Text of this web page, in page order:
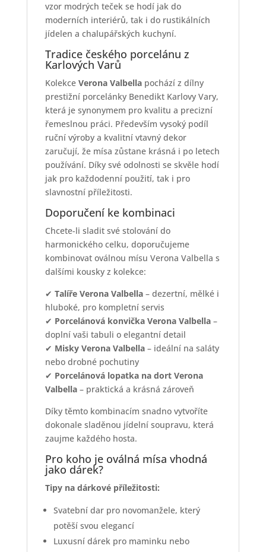
vzor modrých teček se hodí jak do
moderních interiérů, tak i do rustikálních
jídelen a chalupářských kuchyní.
Tradice českého porcelánu z
Karlových Varů
Kolekce Verona Valbellapochází z dílny
prestižní porcelánky Benedikt Karlovy Vary,
která je synonymem pro kvalitu a precizní
řemeslnou práci. Především vysoký podíl
ruční výroby a kvalitní vtavný dekor
zaručují, že mísa zůstane krásná i po letech
používání. Díky své odolnosti se skvěle hodí
jak pro každodenní použití, tak i pro
slavnostní příležitosti.
Doporučení ke kombinaci
Chcete-li sladit své stolování do
harmonického celku, doporučujeme
kombinovat oválnou mísu Verona Valbella s
dalšími kousky z kolekce:
✔ Talíře Verona Valbella– dezertní, mělké i
hluboké, pro kompletní servis
✔ Porcelánová konvička Verona Valbella–
doplní vaši tabuli o elegantní detail
✔ Misky Verona Valbella– ideální na saláty
nebo drobné pochutiny
✔ Porcelánová lopatka na dort Verona
Valbella– praktická a krásná zároveň
Díky těmto kombinacím snadno vytvoříte
dokonale sladěnou jídelní soupravu, která
zaujme každého hosta.
Pro koho je oválná mísa vhodná
jako dárek?
Tipy na dárkové příležitosti:
Svatební dar pro novomanžele, který
potěší svou elegancí
Luxusní dárek pro maminku nebo